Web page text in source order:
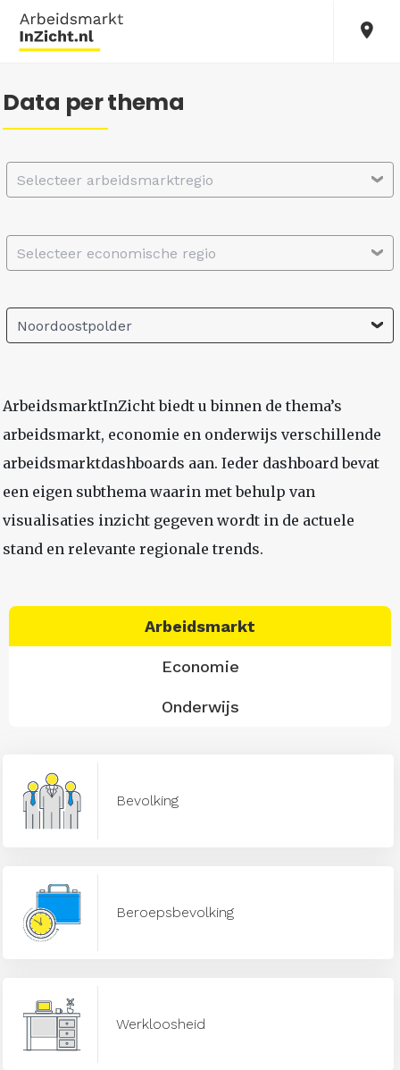
Data per thema
Selecteer arbeidsmarktregio
Selecteer economische regio
Noordoostpolder
ArbeidsmarktInZicht biedt u binnen de thema’s
arbeidsmarkt, economie en onderwijs verschillende
arbeidsmarktdashboards aan. Ieder dashboard bevat
een eigen subthema waarin met behulp van
visualisaties inzicht gegeven wordt in de actuele
stand en relevante regionale trends.
Arbeidsmarkt
Economie
Onderwijs
Bevolking
Beroepsbevolking
Werkloosheid